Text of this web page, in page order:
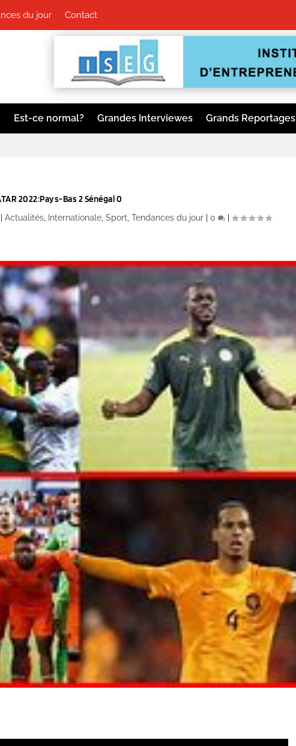
du jour Contact
Est-ce normal? Grandes Interviewes Grands Reportages
2022:Pays-Bas 2 Sénégal 0
|Actualités Internationale ,Sport ,Tendances du jour |0 |